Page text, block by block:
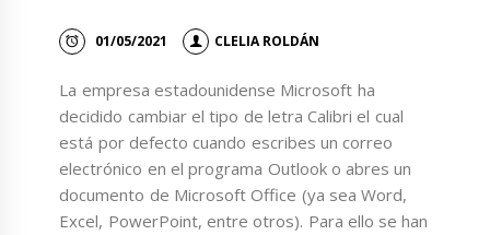
01/05/2021 CLELIA ROLDÁN
La empresa estadounidense Microsoft ha
decidido cambiar el tipo de letra Calibri el cual
está por defecto cuando escribes un correo
electrónico en el programa Outlook o abres un
documento de Microsoft Office (ya sea Word,
Excel, PowerPoint, entre otros). Para ello se han